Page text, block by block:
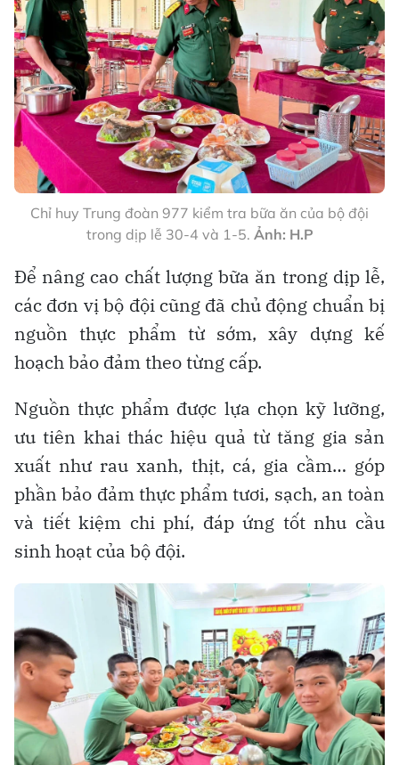
Chỉ huy Trung đoàn 977 kiểm tra bữa ăn của bộ đội
trong dịp lễ 30-4 và 1-5. Ảnh: H.P
Để nâng cao chất lượng bữa ăn trong dịp lễ,
các đơn vị bộ đội cũng đã chủ động chuẩn bị
nguồn thực phẩm từ sớm, xây dựng kế
hoạch bảo đảm theo từng cấp.
Nguồn thực phẩm được lựa chọn kỹ lưỡng,
ưu tiên khai thác hiệu quả từ tăng gia sản
xuất như rau xanh, thịt, cá, gia cầm… góp
phần bảo đảm thực phẩm tươi, sạch, an toàn
và tiết kiệm chi phí, đáp ứng tốt nhu cầu
sinh hoạt của bộ đội.